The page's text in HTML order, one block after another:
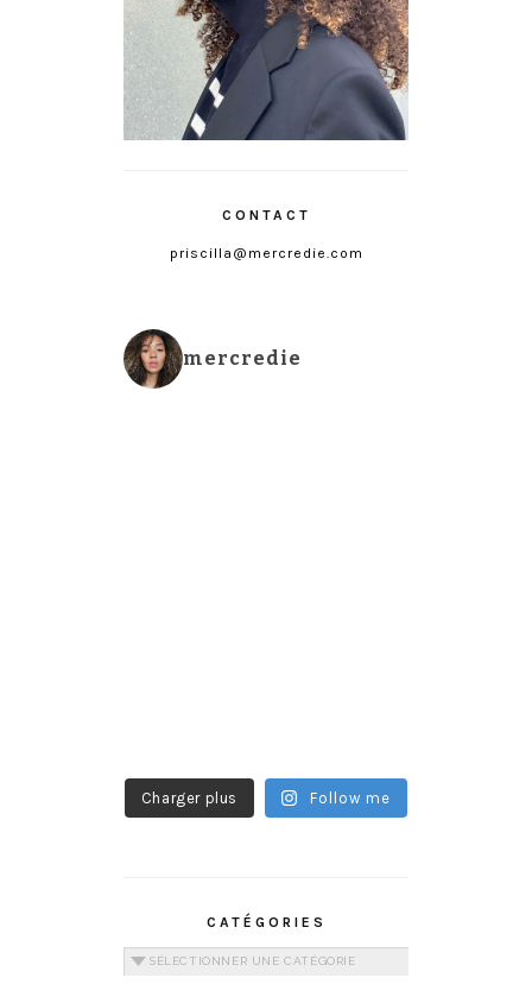
CONTACT
priscilla@mercredie.com
mercredie
Charger plus Follow me
CATÉGORIES
Catégories